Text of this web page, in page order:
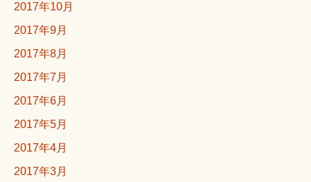
2017年10月
2017年9月
2017年8月
2017年7月
2017年6月
2017年5月
2017年4月
2017年3月